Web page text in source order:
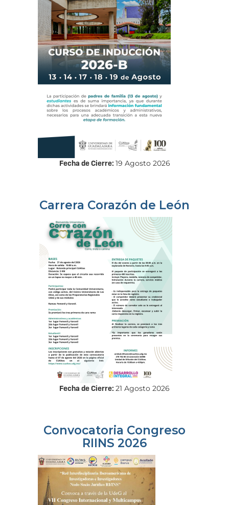
Fecha de Cierre: 19 Agosto 2026
Carrera Corazón de León
Fecha de Cierre: 21 Agosto 2026
Convocatoria Congreso
RIINS 2026